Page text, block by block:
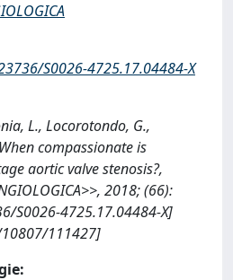
S0026-4725.17.04484-X
L., Locorotondo, G.,
compassionate is
aortic valve stenosis?,
2018; (66):
S0026-4725.17.04484-X]
111427]